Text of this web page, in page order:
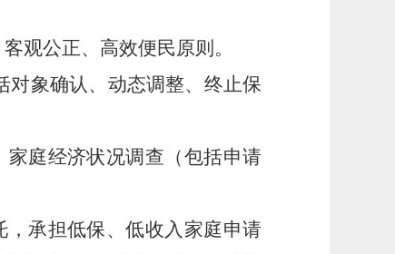
观公正、高效便民原则。
对象确认、动态调整、终止保
庭经济状况调查（包括申请
承担低保、低收入家庭申请